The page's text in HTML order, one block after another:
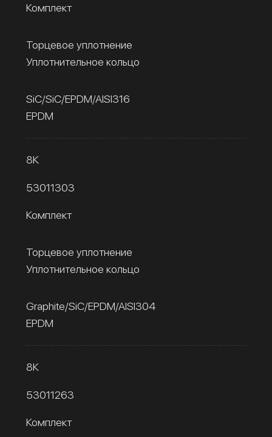
Комплект
Торцевое уплотнение
Уплотнительное кольцо
SiC/SiC/EPDM/AISI316
EPDM
8К
53011303
Комплект
Торцевое уплотнение
Уплотнительное кольцо
Graphite/SiC/EPDM/AISI304
EPDM
8К
53011263
Комплект